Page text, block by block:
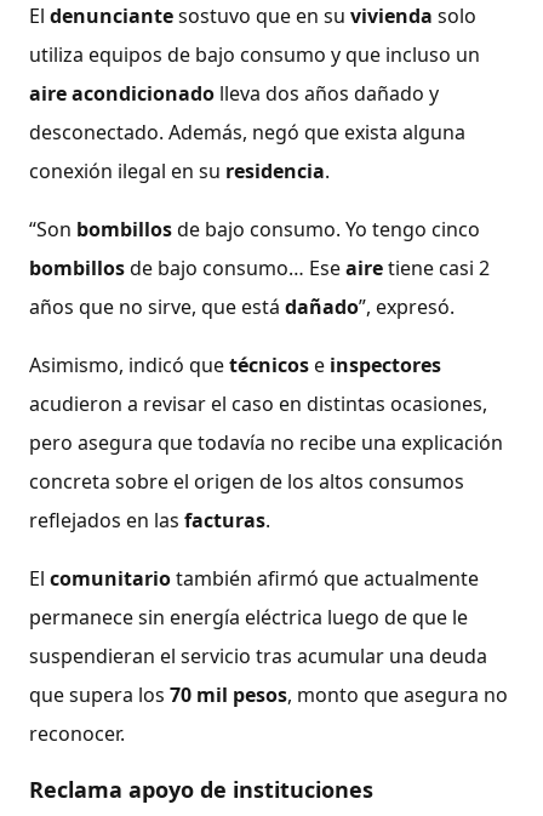
El denunciantesostuvo que en su vivienda solo
utiliza equipos de bajo consumo y que incluso un
aire acondicionado lleva dos años dañado y
desconectado. Además, negó que exista alguna
conexión ilegal en su residencia.
“Son bombillosde bajo consumo. Yo tengo cinco
bombillosde bajo consumo… Eseairetiene casi 2
años que no sirve, que está dañado”, expresó.
Asimismo, indicó quetécnicose inspectores
acudieron a revisar el caso en distintas ocasiones,
pero asegura que todavía no recibe una explicación
concreta sobre el origen de los altos consumos
reflejados en las facturas.
El comunitariotambién afirmó que actualmente
permanece sin energía eléctrica luego de que le
suspendieran el servicio tras acumular una deuda
que supera los 70 mil pesos, monto que asegura no
reconocer.
Reclama apoyo de instituciones